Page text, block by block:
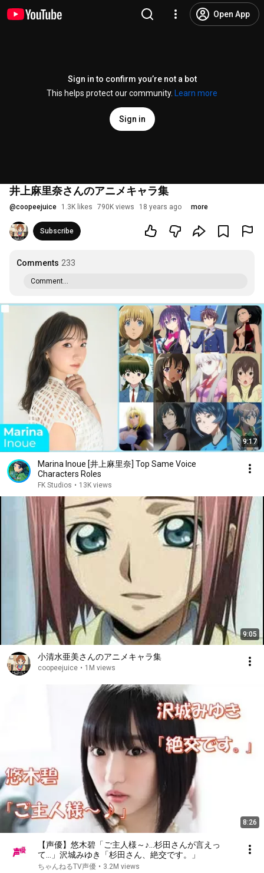
Open App
Sign in to confirm you’re not a bot
This helps protect our community.
Learn more
Sign in
井上麻里奈さんのアニメキャラ集
@coopeejuice 1.3K likes 790K views 18 years ago more
Subscribe
Comments 233
Comment...
9:17
Marina Inoue [井上麻里奈] Top Same Voice
Characters Roles
FK Studios • 13K views
9:05
小清水亜美さんのアニメキャラ集
coopeejuice • 1M views
8:26
【声優】悠木碧「ご主人様～♪…杉田さんが言えっ
て…」沢城みゆき「杉田さん、絶交です。」
ちゃんねるTV声優 • 3.2M views